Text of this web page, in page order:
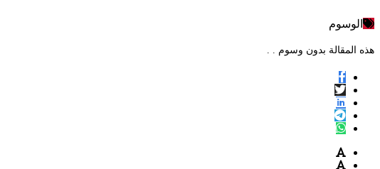
الوسوم
هذه المقالة بدون وسوم . .